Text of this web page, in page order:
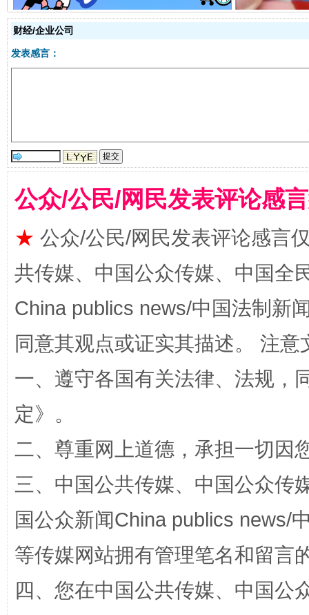
阿坝州三大球赛在茂县开幕 规模
扯下公款旅游的“隐身衣” 如何以
财经/企业公司
发表感言：
公众/公民/网民发表评论感
★ 公众/公民/网民发表评论感言
共传媒、中国公众传媒、中国全
China publics news/中国法制新
同意其观点或证实其描述。 注
一、遵守各国有关法律、法规，
定》。
二、尊重网上道德，承担一切因
三、中国公共传媒、中国公众传
国公众新闻China publics news/
等传媒网站拥有管理笔名和留言
四、您在中国公共传媒、中国公